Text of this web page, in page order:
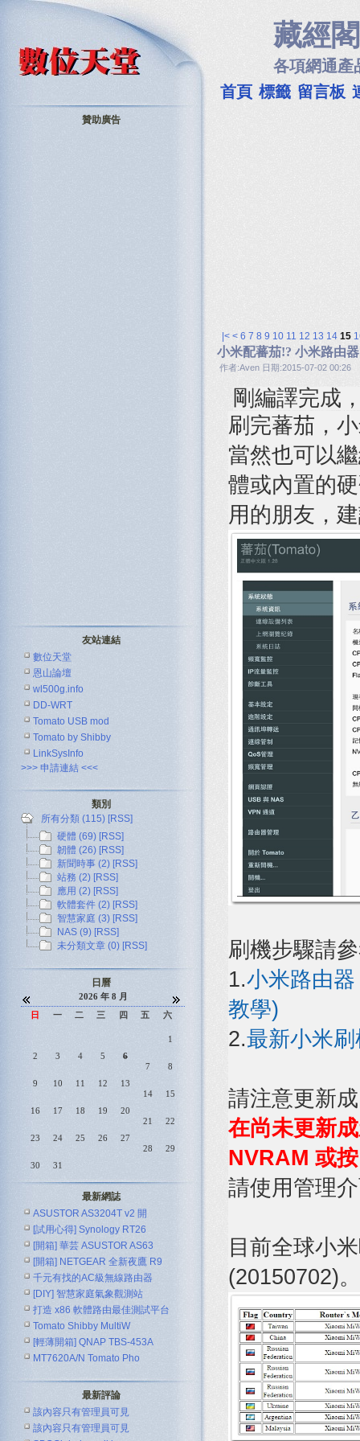
藏經閣
各項網通產
首頁 標籤 留言板
|< < 6 7 8 9 10 11 12 13 14 15
小米配蕃茄!? 小米路由
作者:Aven 日期:2015-07-02 00:26
剛編譯完成
刷完蕃茄，
當然也可以
體或內置的
用的朋友，
刷機步驟請
1.小米路由
教學)
2.最新小米
請注意更新
在尚未更新
NVRAM 或
請使用管理
目前全球小
(20150702)。
贊助廣告
友站連結
數位天堂
恩山論壇
wl500g.info
DD-WRT
Tomato USB mod
Tomato by Shibby
LinkSysInfo
>>> 申請連結 <<<
類別
所有分類 (115) [RSS]
硬體 (69) [RSS]
韌體 (26) [RSS]
新聞時事 (2) [RSS]
站務 (2) [RSS]
應用 (2) [RSS]
軟體套件 (2) [RSS]
智慧家庭 (3) [RSS]
NAS (9) [RSS]
未分類文章 (0) [RSS]
日曆
2026 年 8 月
日
一 二 三 四 五 六
1
2
3 4 5
6
7
8
9
10 11 12
13
14
15
16
17 18 19
20
21
22
23
24 25 26
27
28
29
30
31
最新網誌
ASUSTOR AS3204T v2 開
[試用心得] Synology RT26
[開箱] 華芸 ASUSTOR AS63
[開箱] NETGEAR 全新夜鷹 R9
千元有找的AC級無線路由器
ASUS R
[DIY] 智慧家庭氣象觀測站
打造 x86 軟體路由最佳測試平台
Tomato Shibby MultiW
[輕薄開箱] QNAP TBS-453A
MT7620A/N Tomato Pho
最新評論
該內容只有管理員可見
該內容只有管理員可見